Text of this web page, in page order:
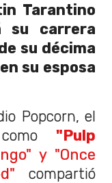
Tarantino
su carrera
su décima
su esposa
Popcorn, el
"Pulp
y "Once
compartió